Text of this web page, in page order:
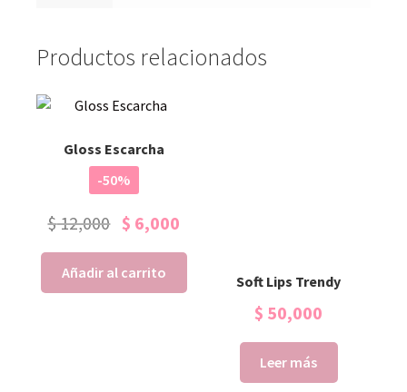
Productos relacionados
Gloss Escarcha
-50%
$12,000 $ 6,000
Añadir al carrito Soft Lips Trendy
$ 50,000
Leer más